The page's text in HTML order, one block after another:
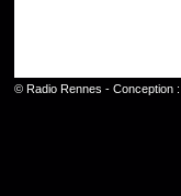
© Radio Rennes - Conception :